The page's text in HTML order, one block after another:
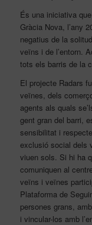
És una iniciativa
Gràcia Nova, l’any
negatius de la
veïns i de l’entorn.
tots els barris de la
El projecte Radars
veïnes, dels
agents als quals
gent gran del barri,
sensibilitat i
exclusió social dels
viuen sols. Si hi ha
comuniquen al
veïns i veïnes
Plataforma de
persones grans,
i vincular-los amb